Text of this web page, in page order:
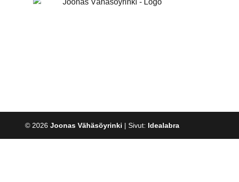
© 2026 Joonas Vähäsöyrinki | Sivut: Idealabra